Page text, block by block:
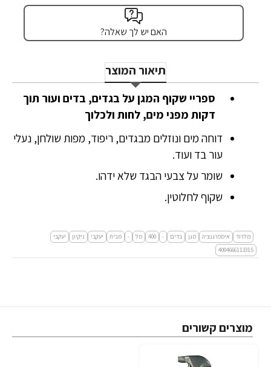
האם יש לך שאלה?
תיאור המוצר
ספריי שקוף המגן על בגדים, בדים ועור תוך
דקות מפני מים, לחות ולכלוך
דוחה מים ונוזלים מבגדים, ריפוד, מפות שולחן, נעלי
עור בד ועוד.
שומר על צבעי הבגד שלא ידהו.
שקוף לחלוטין.
מלרוד אימפרגנציה מגן בדים -
400 מל - מבית יעקבי ניקיון
יעקבי
4004666113315
מוצרים קשורים